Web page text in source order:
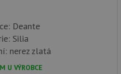
Deante
Silia
nerez zlatá
U VÝROBCE